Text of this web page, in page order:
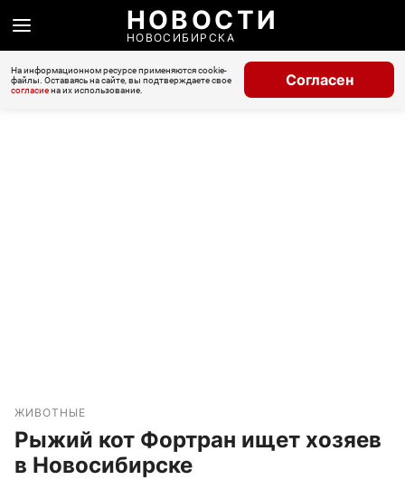
НОВОСТИ
НОВОСИБИРСКА
На информационном ресурсе применяются cookie-
файлы. Оставаясь на сайте, вы подтверждаете свое
согласиена их использование.
Согласен
ЖИВОТНЫЕ
Рыжий кот Фортран ищет хозяев
в Новосибирске